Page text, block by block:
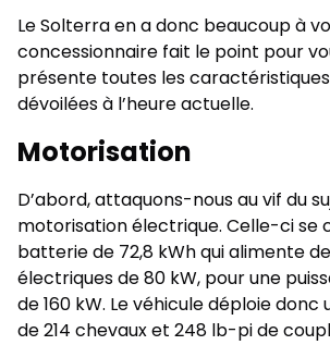
Le Solterra en a donc beaucoup à
concessionnaire fait le point pour
présente toutes les
dévoilées à l’heure actuelle.
Motorisation
D’abord, attaquons-nous au vif du
motorisation électrique. Celle-ci se
batterie de 72,8 kWh qui alimente
électriques de 80 kW, pour une
de 160 kW. Le véhicule déploie donc
de 214 chevaux et 248 lb-pi de